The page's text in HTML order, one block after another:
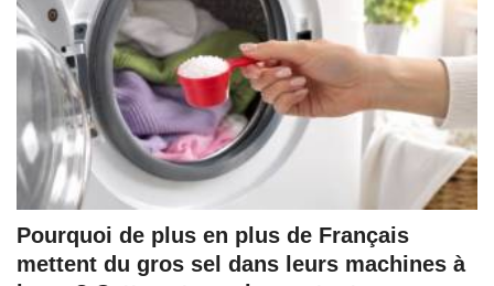
Pourquoi de plus en plus de Français
mettent du gros sel dans leurs machines à